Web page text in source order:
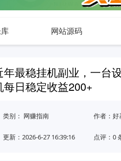
网站源码
年最稳挂机副业，一台
每日稳定收益200+
类别： 网赚指南 作者：好
更新：2026-6-27 16:39:16 点评：0